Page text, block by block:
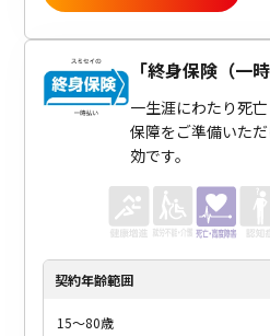
「終身保険（一
一生涯にわたり死
保障をご準備いた
効です。
契約年齢範囲
15～80歳